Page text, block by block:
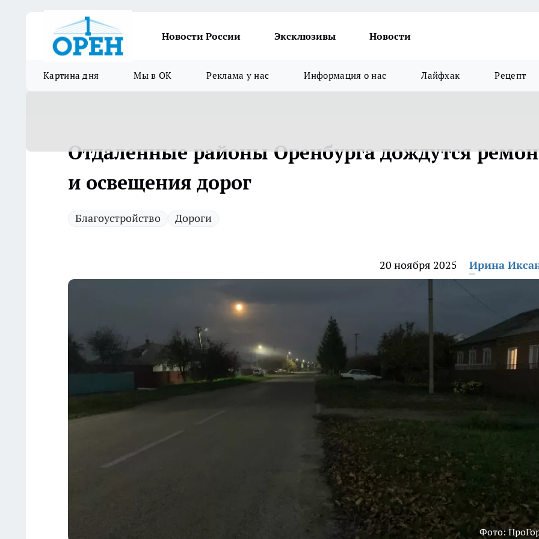
Новости России Эксклюзивы Новости
Картина дня Мы в ОК Реклама у нас Информация о нас Лайфхак Рецепт
Отдаленные районы Оренбурга дождутся
и освещения дорог
Благоустройство Дороги
20 ноября 2025 Ирина
Фото: